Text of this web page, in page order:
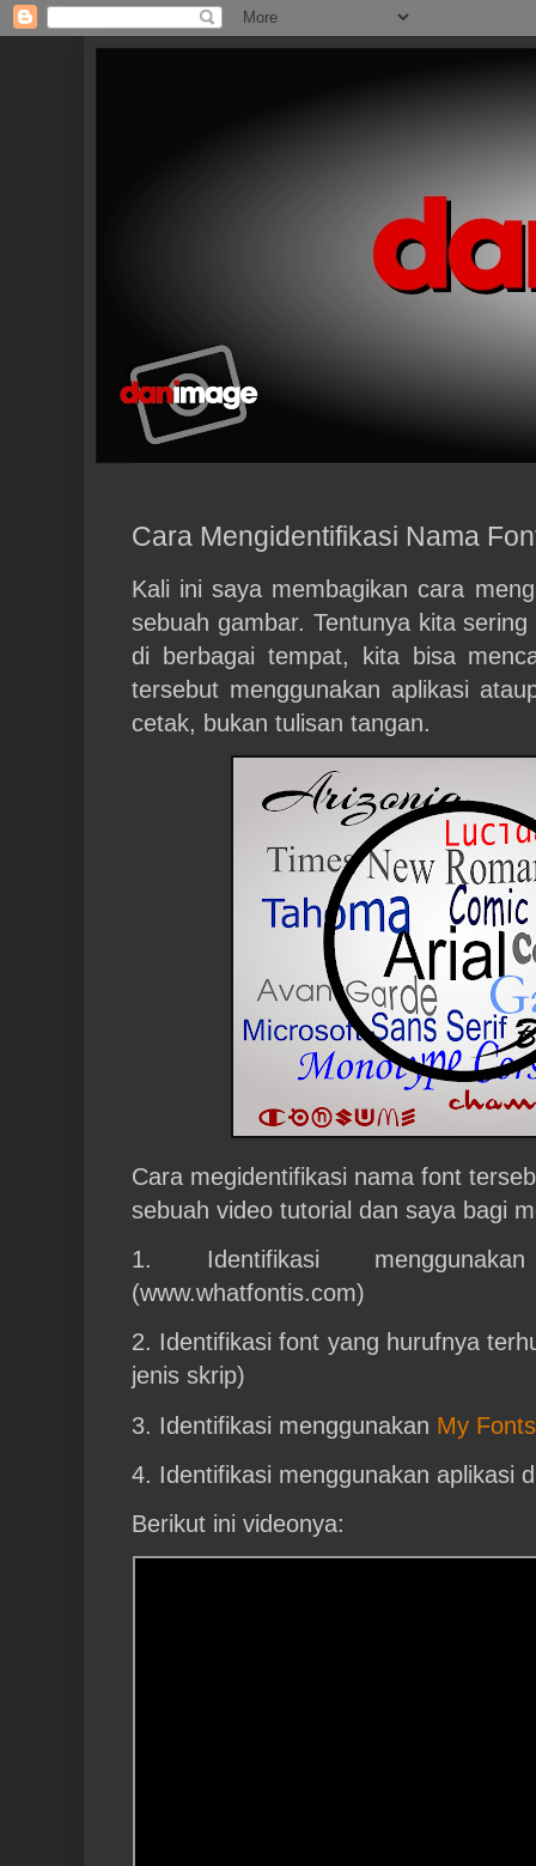
Cara Mengidentifikasi Nama
Kali ini saya membagikan cara
sebuah gambar. Tentunya kita
di berbagai tempat, kita bisa
tersebut menggunakan aplikasi
cetak, bukan tulisan tangan.
Cara megidentifikasi nama font
sebuah video tutorial dan saya bagi
1. Identifikasi
(www.whatfontis.com)
2. Identifikasi font yang hurufnya
jenis skrip)
3. Identifikasi menggunakan My Fonts
4. Identifikasi menggunakan aplikasi
Berikut ini videonya: